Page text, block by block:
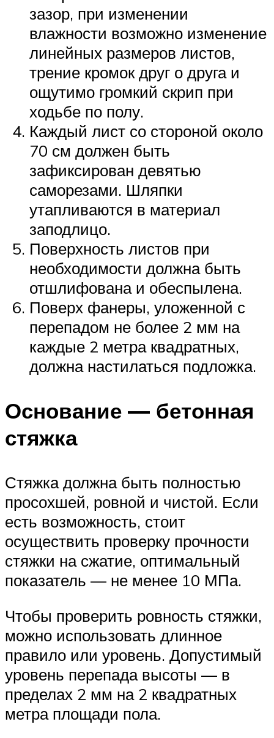
зазор, при изменении
влажности возможно изменение
линейных размеров листов,
трение кромок друг о друга и
ощутимо громкий скрип при
ходьбе по полу.
Каждый лист со стороной около
70 см должен быть
зафиксирован девятью
саморезами. Шляпки
утапливаются в материал
заподлицо.
Поверхность листов при
необходимости должна быть
отшлифована и обеспылена.
Поверх фанеры, уложенной с
перепадом не более 2 мм на
каждые 2 метра квадратных,
должна настилаться подложка.
Основание — бетонная
стяжка
Стяжка должна быть полностью
просохшей, ровной и чистой. Если
есть возможность, стоит
осуществить проверку прочности
стяжки на сжатие, оптимальный
показатель — не менее 10 МПа.
Чтобы проверить ровность стяжки,
можно использовать длинное
правило или уровень. Допустимый
уровень перепада высоты — в
пределах 2 мм на 2 квадратных
метра площади пола.